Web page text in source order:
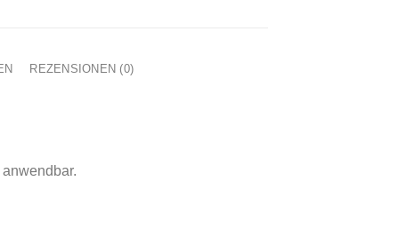
REZENSIONEN (0)